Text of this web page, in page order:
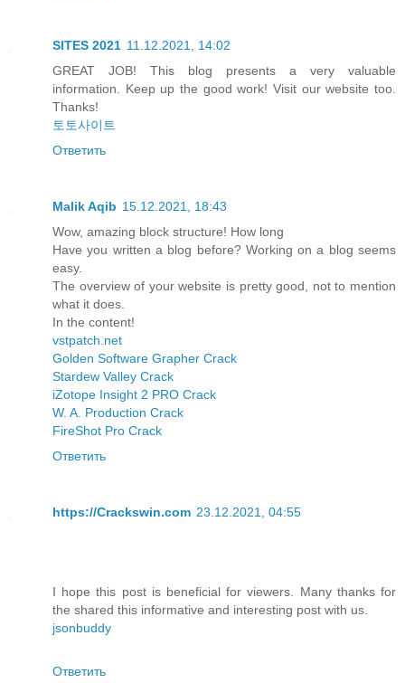
SITES 2021 11.12.2021, 14:02
GREAT JOB! This blog presents a very valuable
information. Keep up the good work! Visit our website too.
Thanks!
토토사이트
Ответить
Malik Aqib 15.12.2021, 18:43
Wow, amazing block structure! How long
Have you written a blog before? Working on a blog seems
easy.
The overview of your website is pretty good, not to mention
what it does.
In the content!
vstpatch.net
Golden Software Grapher Crack
Stardew Valley Crack
iZotope Insight 2 PRO Crack
W. A. Production Crack
FireShot Pro Crack
Ответить
https://Crackswin.com 23.12.2021, 04:55
I hope this post is beneficial for viewers. Many thanks for
the shared this informative and interesting post with us.
jsonbuddy
Ответить